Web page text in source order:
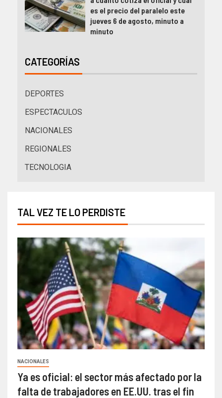
es el precio del paralelo este
jueves 6 de agosto, minuto a
minuto
CATEGORÍAS
DEPORTES
ESPECTACULOS
NACIONALES
REGIONALES
TECNOLOGIA
TAL VEZ TE LO PERDISTE
NACIONALES
Ya es oficial: el sector más afectado por la
falta de trabajadores en EE.UU. tras el fin